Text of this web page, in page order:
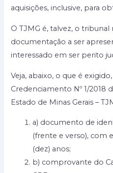
aquisições, inclusive, para
O TJMG é, talvez, o
documentação a ser
interessado em ser perito
Veja, abaixo, o que é
Credenciamento Nº 1/2018
Estado de Minas Gerais –
a) documento de
(frente e verso), com
(dez) anos;
b) comprovante do